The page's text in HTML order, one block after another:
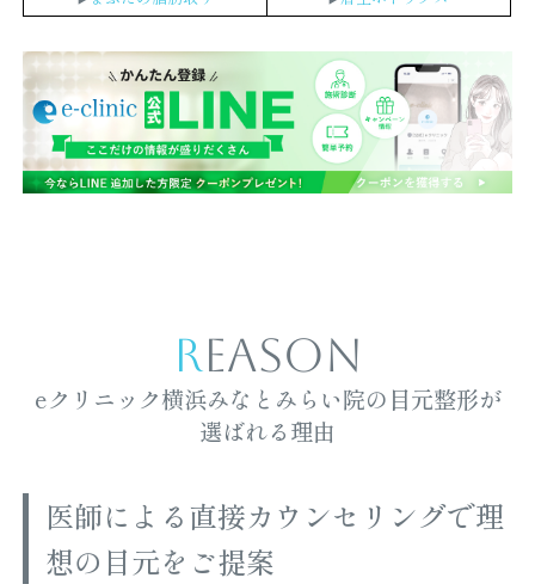
REASON
eクリニック横浜みなとみらい院の目元整形が
選ばれる理由
医師による直接カウンセリングで理
想の目元をご提案